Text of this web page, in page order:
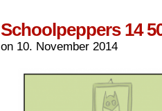
Schoolpeppers 14
on 10. November 2014